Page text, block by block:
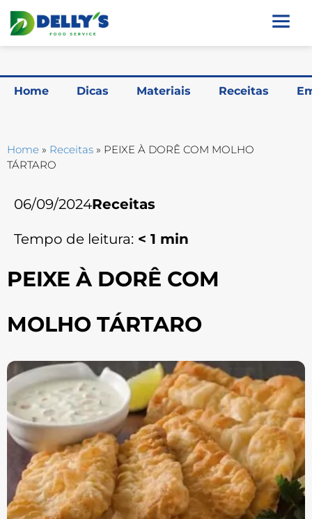
Home Dicas Materiais Receitas
Home » Receitas » PEIXE À DORÊ COM MOLHO
TÁRTARO
06/09/2024Receitas
Tempo de leitura: < 1 min
PEIXE À DORÊ COM
MOLHO TÁRTARO